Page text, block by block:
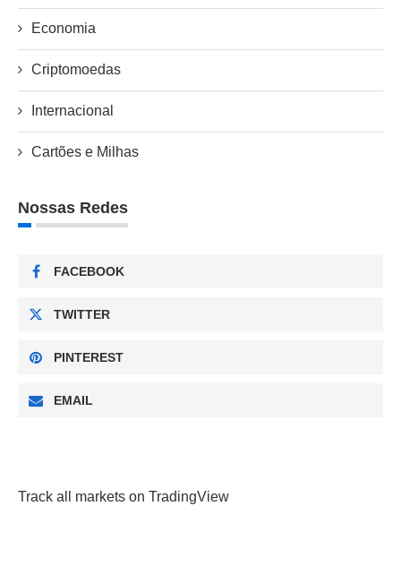
Economia
Criptomoedas
Internacional
Cartões e Milhas
Nossas Redes
FACEBOOK
TWITTER
PINTEREST
EMAIL
Track all markets on TradingView